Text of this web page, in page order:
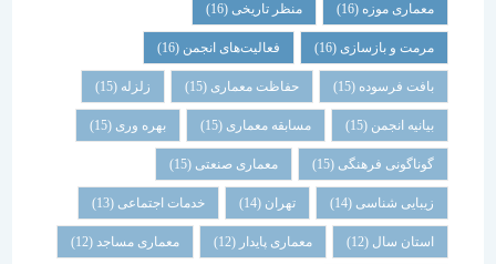
معماری موزه(16) منظر تاریخی (16)
مرمت و بازسازی(16) فعالیت‌های انجمن(16)
بافت فرسوده (15) حفاظت معماری (15) زلزله
بیانیه انجمن(15) مسابقه معماری (15) بهره وری(15)
گوناگونی فرهنگی (15) معماری صنعتی(15)
زیبایی شناسی (14) تهران خدمات اجتماعی (13)
استان سال(12) معماری پایدار (12) معماری مساجد(12)